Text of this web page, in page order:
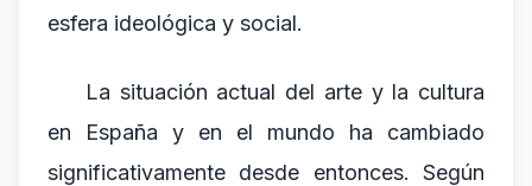
esfera ideológica y social.
La situación actual del arte y la cultura
en España y en el mundo ha cambiado
significativamente desde entonces. Según